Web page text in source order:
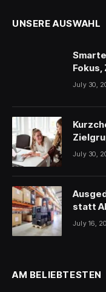
UNSERE AUSWAHL
July 30,
July 30,
statt
July 16,
AM BELIEBTESTEN